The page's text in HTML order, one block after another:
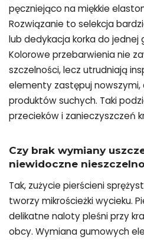
pęczniejąco na miękkie
Rozwiązanie to selekcja
lub dedykacja korka do jednej
Kolorowe przebarwienia nie
szczelności, lecz utrudniają
elementy zastępuj nowszymi,
produktów suchych. Taki
przecieków i zanieczyszczeń
Czy brak wymiany
niewidoczne
Tak, zużycie pierścieni
tworzy mikrościeżki wycieku.
delikatne naloty pleśni przy
obcy. Wymiana gumowych